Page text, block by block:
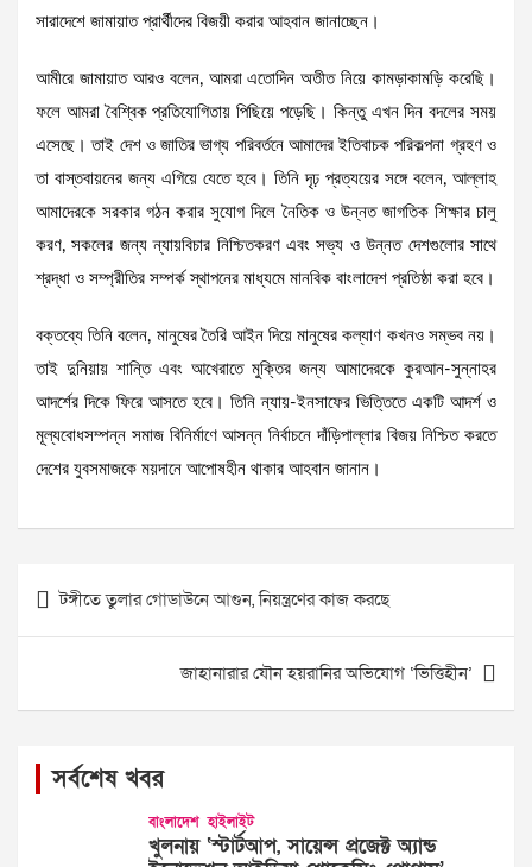
সারাদেশে জামায়াত প্রার্থীদের বিজয়ী করার আহবান জানাচ্ছেন।
আমীরে জামায়াত আরও বলেন, আমরা এতোদিন অতীত নিয়ে কামড়াকামড়ি করেছি।
ফলে আমরা বৈশ্বিক প্রতিযোগিতায় পিছিয়ে পড়েছি। কিন্তু এখন দিন বদলের সময়
এসেছে। তাই দেশ ও জাতির ভাগ্য পরিবর্তনে আমাদের ইতিবাচক পরিকল্পনা গ্রহণ ও
তা বাস্তবায়নের জন্য এগিয়ে যেতে হবে। তিনি দৃঢ় প্রত্যয়ের সঙ্গে বলেন, আল্লাহ
আমাদেরকে সরকার গঠন করার সুযোগ দিলে নৈতিক ও উন্নত জাগতিক শিক্ষার চালু
করণ, সকলের জন্য ন্যায়বিচার নিশ্চিতকরণ এবং সভ্য ও উন্নত দেশগুলোর সাথে
শ্রদ্ধা ও সম্প্রীতির সম্পর্ক স্থাপনের মাধ্যমে মানবিক বাংলাদেশ প্রতিষ্ঠা করা হবে।
বক্তব্যে তিনি বলেন, মানুষের তৈরি আইন দিয়ে মানুষের কল্যাণ কখনও সম্ভব নয়।
তাই দুনিয়ায় শান্তি এবং আখেরাতে মুক্তির জন্য আমাদেরকে কুরআন-সুন্নাহর
আদর্শের দিকে ফিরে আসতে হবে। তিনি ন্যায়-ইনসাফের ভিত্তিতে একটি আদর্শ ও
মূল্যবোধসম্পন্ন সমাজ বিনির্মাণে আসন্ন নির্বাচনে দাঁড়িপাল্লার বিজয় নিশ্চিত করতে
দেশের যুবসমাজকে ময়দানে আপোষহীন থাকার আহবান জানান।
Post
navigation
টঙ্গীতে তুলার গোডাউনে আগুন, নিয়ন্ত্রণের কাজ করছে
জাহানারার যৌন হয়রানির অভিযোগ ‘ভিত্তিহীন’
সর্বশেষ খবর
বাংলাদেশ হাইলাইট
খুলনায় ‘স্টার্টআপ, সায়েন্স প্রজেক্ট অ্যান্ড